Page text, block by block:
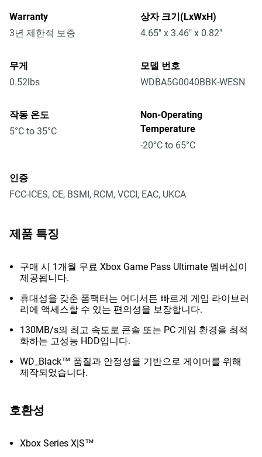
Warranty
3년 제한적 보증
상자 크기(LxWxH)
4.65" x 3.46" x 0.82"
무게
0.52lbs
모델 번호
WDBA5G0040BBK-WESN
작동 온도
5°C to 35°C
Non-Operating
Temperature
-20°C to 65°C
인증
FCC-ICES, CE, BSMI, RCM, VCCI, EAC, UKCA
제품 특징
구매 시 1개월 무료 Xbox Game Pass Ultimate 멤버십이
제공됩니다.
휴대성을 갖춘 폼팩터는 어디서든 빠르게 게임 라이브러
리에 액세스할 수 있는 편의성을 보장합니다.
130MB/s의 최고 속도로 콘솔 또는 PC 게임 환경을 최적
화하는 고성능 HDD입니다.
WD_Black™ 품질과 안정성을 기반으로 게이머를 위해
제작되었습니다.
호환성
Xbox Series X|S™